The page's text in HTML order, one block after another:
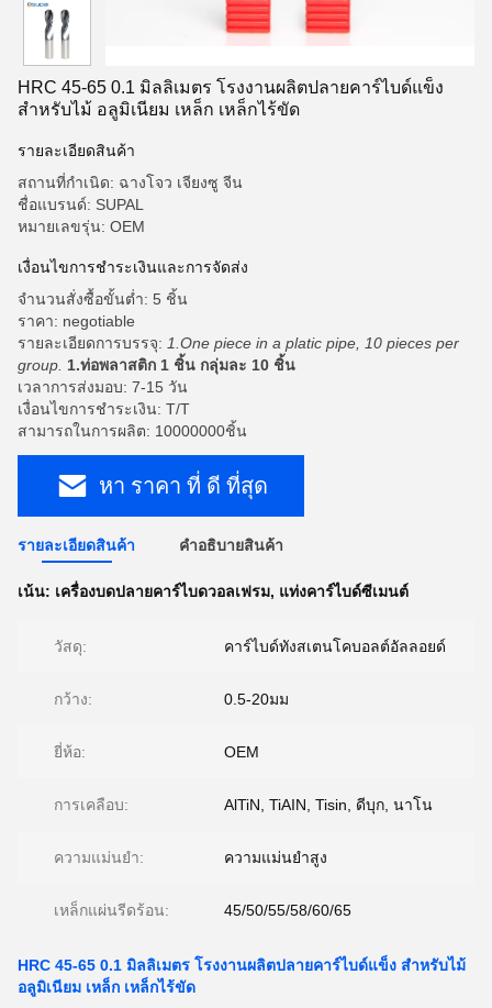
HRC 45-65 0.1 มิลลิเมตร โรงงานผลิตปลายคาร์ไบด์แข็ง
สําหรับไม้ อลูมิเนียม เหล็ก เหล็กไร้ขัด
รายละเอียดสินค้า
สถานที่กำเนิด: ฉางโจว เจียงซู จีน
ชื่อแบรนด์: SUPAL
หมายเลขรุ่น: OEM
เงื่อนไขการชำระเงินและการจัดส่ง
จำนวนสั่งซื้อขั้นต่ำ: 5 ชิ้น
ราคา: negotiable
รายละเอียดการบรรจุ: 1.One piece in a platic pipe, 10 pieces per
group. 1.ท่อพลาสติก 1 ชิ้น กลุ่มละ 10 ชิ้น
เวลาการส่งมอบ: 7-15 วัน
เงื่อนไขการชำระเงิน: T/T
สามารถในการผลิต: 10000000ชิ้น
หา ราคา ที่ ดี ที่สุด
รายละเอียดสินค้า คําอธิบายสินค้า
เน้น: เครื่องบดปลายคาร์ไบดวอลเฟรม, แท่งคาร์ไบด์ซีเมนต์
วัสดุ: คาร์ไบด์ทังสเตนโคบอลต์อัลลอยด์
กว้าง: 0.5-20มม
ยี่ห้อ: OEM
การเคลือบ: AlTiN, TiAIN, Tisin, ดีบุก, นาโน
ความแม่นยำ: ความแม่นยำสูง
เหล็กแผ่นรีดร้อน: 45/50/55/58/60/65
HRC 45-65 0.1 มิลลิเมตร โรงงานผลิตปลายคาร์ไบด์แข็ง สําหรับไม้
อลูมิเนียม เหล็ก เหล็กไร้ขัด